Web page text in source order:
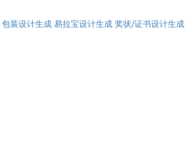
包装设计生成 易拉宝设计生成 奖状/证书设计生成